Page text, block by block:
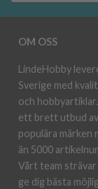
OM OSS
LindeHobby
Sverige med
och
ett brett utbud av
populära märken
än 5000
Vårt team
ge dig bästa